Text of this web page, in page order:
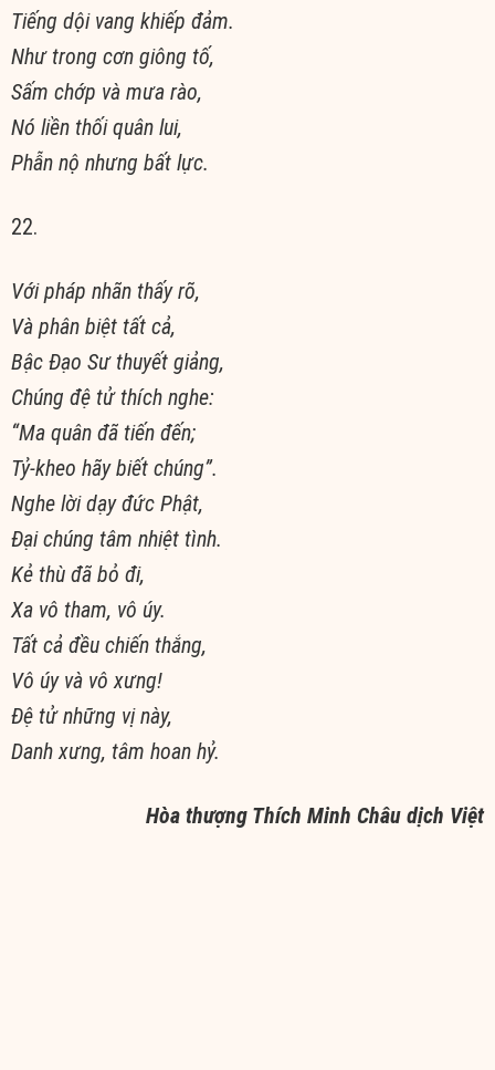
Tiếng dội vang khiếp đảm.
Như trong cơn giông tố,
Sấm chớp và mưa rào,
Nó liền thối quân lui,
Phẫn nộ nhưng bất lực.
22.
Với pháp nhãn thấy rõ,
Và phân biệt tất cả,
Bậc Ðạo Sư thuyết giảng,
Chúng đệ tử thích nghe:
“Ma quân đã tiến đến;
Tỷ-kheo hãy biết chúng”.
Nghe lời dạy đức Phật,
Ðại chúng tâm nhiệt tình.
Kẻ thù đã bỏ đi,
Xa vô tham, vô úy.
Tất cả đều chiến thắng,
Vô úy và vô xưng!
Ðệ tử những vị này,
Danh xưng, tâm hoan hỷ.
Hòa thượng Thích Minh Châu dịch Việt